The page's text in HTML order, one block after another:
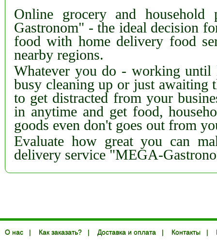
Online grocery and household
Gastronom" - the ideal decision
food with home delivery food
nearby regions.
Whatever you do - working until
busy cleaning up or just awaiting
to get distracted from your
in anytime and get food,
goods even don't goes out from
Evaluate how great you can
delivery service "MEGA-
О нас | Как заказать? | Доставка и оплата | Контакты |